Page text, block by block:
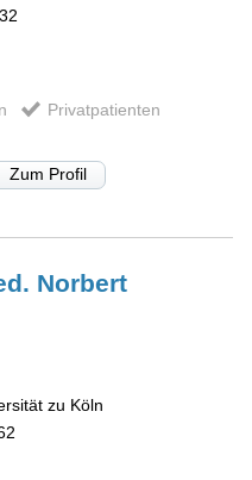
Privatpatienten
Zum Profil
Norbert
zu Köln